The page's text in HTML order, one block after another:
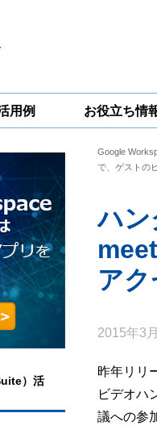
用例 お役立ち情
グループウェア
移行支援
）活
Google
で、ゲストの
ハ
ア
2015年3
昨年リリ
ビデオハ
議への参